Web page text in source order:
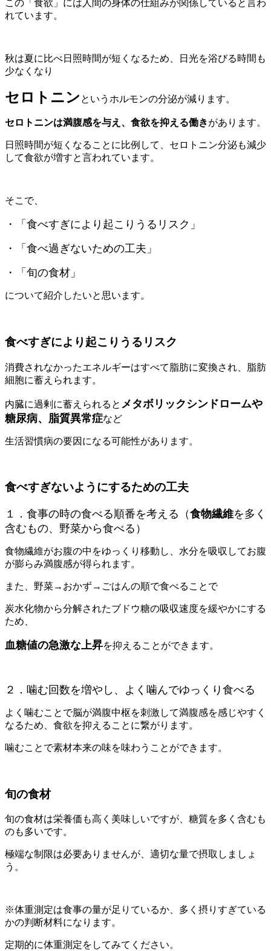
この「食欲」には人間の身体の仕組みが関係していると言わ
れています。
秋は夏に比べ日照時間が短くなるため、日光を浴びる時間も
少なくなり
セロトニン というホルモンの分泌が減ります。
セロトニンは満腹感を与え、食欲を抑える働きがあります。
日照時間が短くなることに比例して、セロトニン分泌も減少
して食欲が増すと言われています。
そこで、
・「食べすぎにより起こりうるリスク」
・「食べ過ぎないための工夫」
・「旬の食材」
について紹介したいと思います。
食べすぎにより起こりうるリスク
消費されなかったエネルギーはすべて脂肪に変換され、脂肪
細胞に蓄えられます。
内臓に過剰に蓄えられると メタボリックシンドロームや
糖尿病、脂質異常症など
生活習慣病の要因になる可能性があります。
食べすぎないようにするための工夫
１．食事の時の食べる順番を考える（食物繊維を多く
含むもの、野菜から食べる）
食物繊維がお腹の中をゆっくり移動し、水分を吸収してお腹
が膨らみ満腹感が得られます。
また、野菜→おかず→ごはんの順で食べることで
炭水化物から分解されたブドウ糖の吸収速度を緩やかにする
ため、
血糖値の急激な上昇を抑えることができます。
２．噛む回数を増やし、よく噛んでゆっくり食べる
よく噛むことで脳が満腹中枢を刺激して満腹感を感じやすく
なるため、食欲を抑えることに繋がります。
噛むことで素材本来の味を味わうことができます。
旬の食材
旬の食材は栄養価も高く美味しいですが、糖質を多く含むも
のも多いです。
極端な制限は必要ありませんが、適切な量で摂取しましょ
う。
※体重測定は食事の量が足りているか、多く摂りすぎている
かの判断材料になります。
定期的に体重測定をしてみてください。